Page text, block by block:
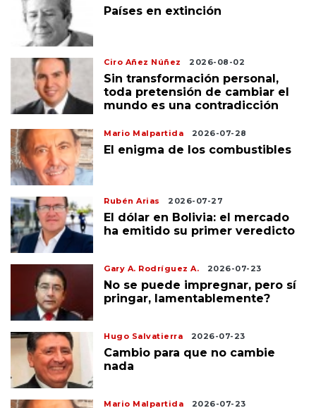
Países en extinción
Ciro Añez Núñez 2026-08-02
Sin transformación personal,
toda pretensión de cambiar el
mundo es una contradicción
Mario Malpartida 2026-07-28
El enigma de los combustibles
Rubén Arias 2026-07-27
El dólar en Bolivia: el mercado
ha emitido su primer veredicto
Gary A. Rodríguez A. 2026-07-23
No se puede impregnar, pero sí
pringar, lamentablemente?
Hugo Salvatierra 2026-07-23
Cambio para que no cambie
nada
Mario Malpartida 2026-07-23